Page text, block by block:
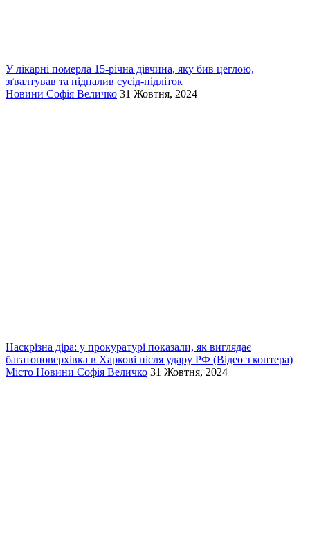
У лікарні померла 15-річна дівчина, яку бив цеглою,
зґвалтував та підпалив сусід-підліток
Новини Софія Величко 31 Жовтня, 2024
Наскрізна діра: у прокуратурі показали, як виглядає
багатоповерхівка в Харкові після удару РФ (Відео з коптера)
Місто Новини Софія Величко 31 Жовтня, 2024